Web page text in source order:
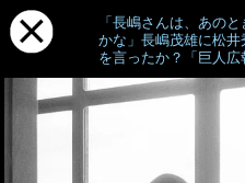
「長嶋さんは、あの
かな」長嶋茂雄に松
を言ったか？「巨人広